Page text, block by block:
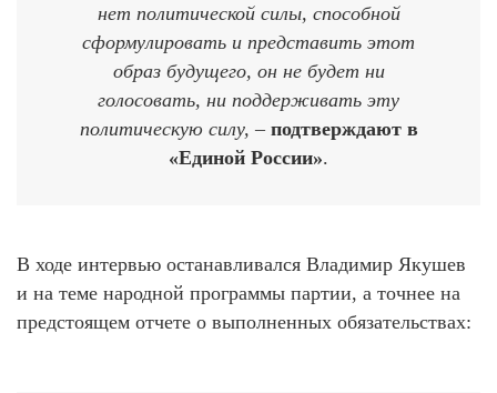
нет политической силы, способной
сформулировать и представить этот
образ будущего, он не будет ни
голосовать, ни поддерживать эту
политическую силу, – подтверждают в
«Единой России».
В ходе интервью останавливался Владимир Якушев
и на теме народной программы партии, а точнее на
предстоящем отчете о выполненных обязательствах: